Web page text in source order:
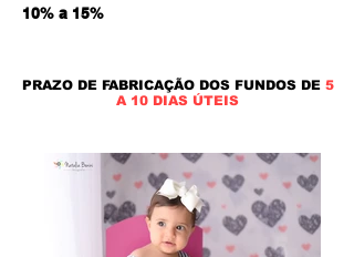
10% a 15%
PRAZO DE FABRICAÇÃO DOS FUNDOS DE 5
A 10 DIAS ÚTEIS